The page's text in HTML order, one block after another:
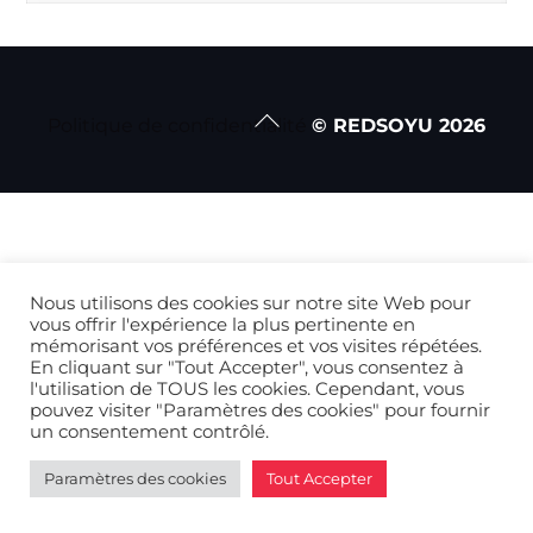
Back
Top
Politique de confidentialité © REDSOYU 2026
Nous utilisons des cookies sur notre site Web pour
vous offrir l'expérience la plus pertinente en
mémorisant vos préférences et vos visites répétées.
En cliquant sur "Tout Accepter", vous consentez à
l'utilisation de TOUS les cookies. Cependant, vous
pouvez visiter "Paramètres des cookies" pour fournir
un consentement contrôlé.
Paramètres des cookies Tout Accepter